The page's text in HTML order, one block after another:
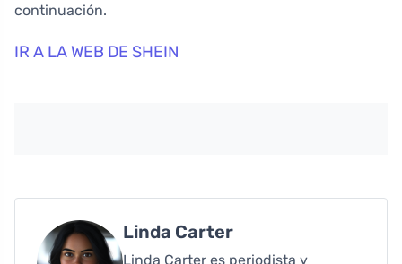
continuación.
IR A LA WEB DE SHEIN
Linda Carter
Linda Carter es periodista y